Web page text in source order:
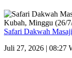
Safari Dakwah
Juli 27, 2026 | 08:27